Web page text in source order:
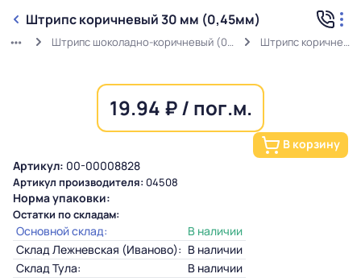
Штрипс коричневый 30 мм (0,45мм)
Штрипс шоколадно-коричневый (0,45мм) RAL 8017 в защитной пленке Штрипс коричневый 30 мм (0,45мм)
19.94 ₽ / пог.м.
В корзину
Артикул: 00-00008828
Артикул производителя: 04508
Норма упаковки:
Остатки по складам:
Основной склад:
В наличии
Склад Лежневская (Иваново): В наличии
Склад Тула:
В наличии